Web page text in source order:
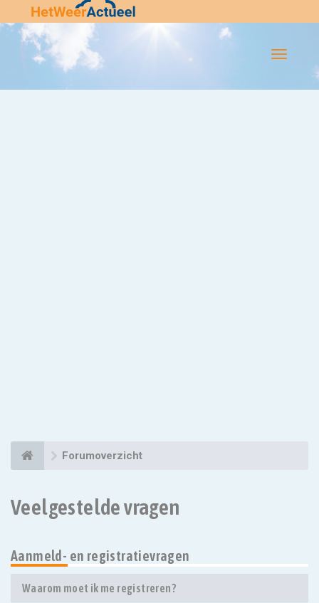
Flip-
Forumoverzicht
Veelgestelde vragen
Aanmeld- en registratievragen
Waarom moet ik me registreren?